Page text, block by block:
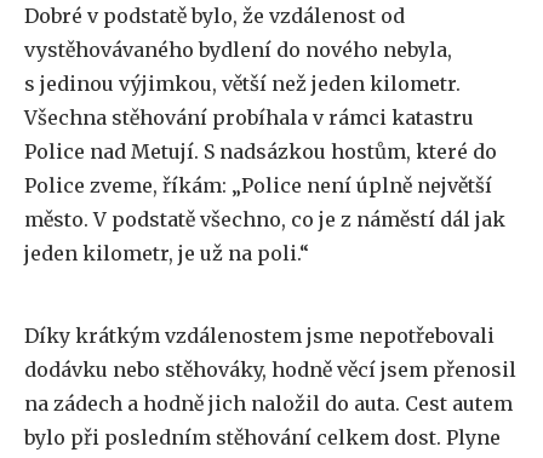
Dobré v podstatě bylo, že vzdálenost od
vystěhovávaného bydlení do nového nebyla,
s jedinou výjimkou, větší než jeden kilometr.
Všechna stěhování probíhala v rámci katastru
Police nad Metují. S nadsázkou hostům, které do
Police zveme, říkám: „Police není úplně největší
město. V podstatě všechno, co je z náměstí dál jak
jeden kilometr, je už na poli.“
Díky krátkým vzdálenostem jsme nepotřebovali
dodávku nebo stěhováky, hodně věcí jsem přenosil
na zádech a hodně jich naložil do auta. Cest autem
bylo při posledním stěhování celkem dost. Plyne